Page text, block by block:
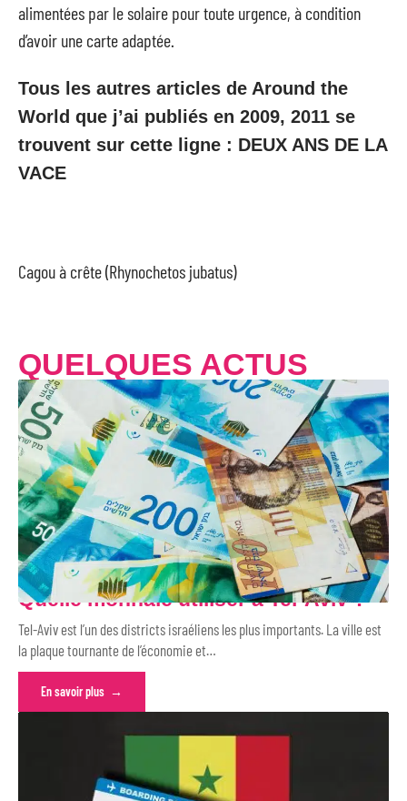
alimentées par le solaire pour toute urgence, à condition
d’avoir une carte adaptée.
Tous les autres articles de Around the
World que j’ai publiés en 2009, 2011 se
trouvent sur cette ligne : DEUX ANS DE LA
VACE
Cagou à crête (Rhynochetos jubatus)
QUELQUES ACTUS